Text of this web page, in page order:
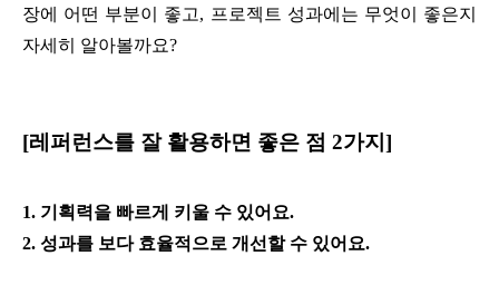
장에 어떤 부분이 좋고, 프로젝트 성과에는 무엇이 좋은지
자세히 알아볼까요?
[레퍼런스를 잘 활용하면 좋은 점 2가지]
1. 기획력을 빠르게 키울 수 있어요.
2. 성과를 보다 효율적으로 개선할 수 있어요.